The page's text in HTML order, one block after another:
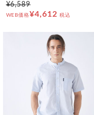
¥6,589
WEB価格¥4,612 税込